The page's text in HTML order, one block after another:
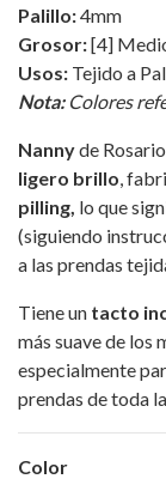
Palillo:4mm
Grosor:[4]
Usos: Tejido a
Nota:Colores
Nannyde
ligero brillo ,
pilling, lo que
(siguiendo
a las prendas
Tiene un tacto
más suave de los
especialmente
prendas de toda
Color